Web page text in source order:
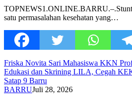
satu permasalahan kesehatan yang…
Friska Novita Sari Mahasiswa KKN
Edukasi dan Skrining LILA, Cegah
Satap 9 Barru
BARRUJuli 28, 2026